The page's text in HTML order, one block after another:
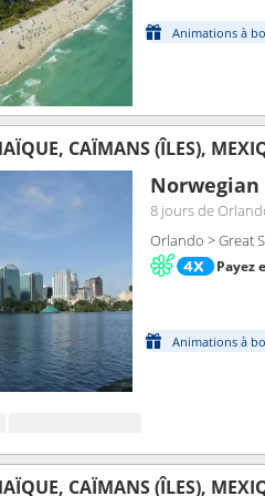
Animations à
CAÏMANS (ÎLES),
Norwegian
8 joursde
Orlando > Great
Payez
Animations à
CAÏMANS (ÎLES),